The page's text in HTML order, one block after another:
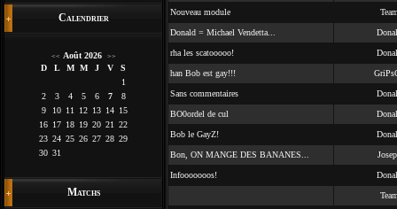
Calendrier
<< Août 2026 >>
D L M M J V
S
1
2
3 4 5 6 7
8
9
10 11 12 13 14 15
16 17 18 19 20 21
22
23 24 25 26 27 28 29
30 31
Matchs
Nouveau module
Donald = Michael Vendetta...
rha les scatooooo!
han Bob est gay!!!
Sans commentaires
BO0ordel de cul
Bob le GayZ!
Bon, ON MANGE DES BANANES...
Infooooooos!